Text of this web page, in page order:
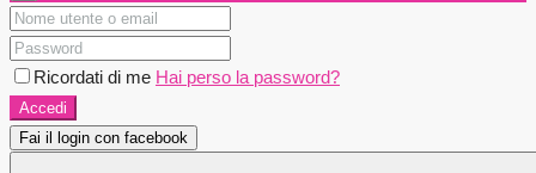
Ricordati di me Hai perso la password?
Accedi
Fai il login con facebook